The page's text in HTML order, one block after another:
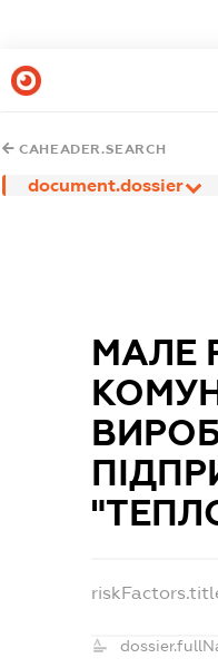
CAHEADER.SEARCH
document.dossier
МАЛЕ